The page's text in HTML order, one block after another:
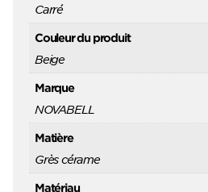
Carré
Couleur du produit
Beige
Marque
NOVABELL
Matière
Grès cérame
Matériau